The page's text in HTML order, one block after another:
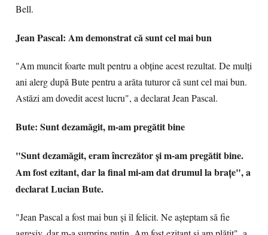
Bell.
Jean Pascal: Am demonstrat că sunt cel mai bun
"Am muncit foarte mult pentru a obţine acest rezultat. De mulţi
ani alerg după Bute pentru a arăta tuturor că sunt cel mai bun.
Astăzi am dovedit acest lucru", a declarat Jean Pascal.
Bute: Sunt dezamăgit, m-am pregătit bine
"Sunt dezamăgit, eram încrezător şi m-am pregătit bine.
Am fost ezitant, dar la final mi-am dat drumul la braţe", a
declarat Lucian Bute.
"Jean Pascal a fost mai bun şi îl felicit. Ne aşteptam să fie